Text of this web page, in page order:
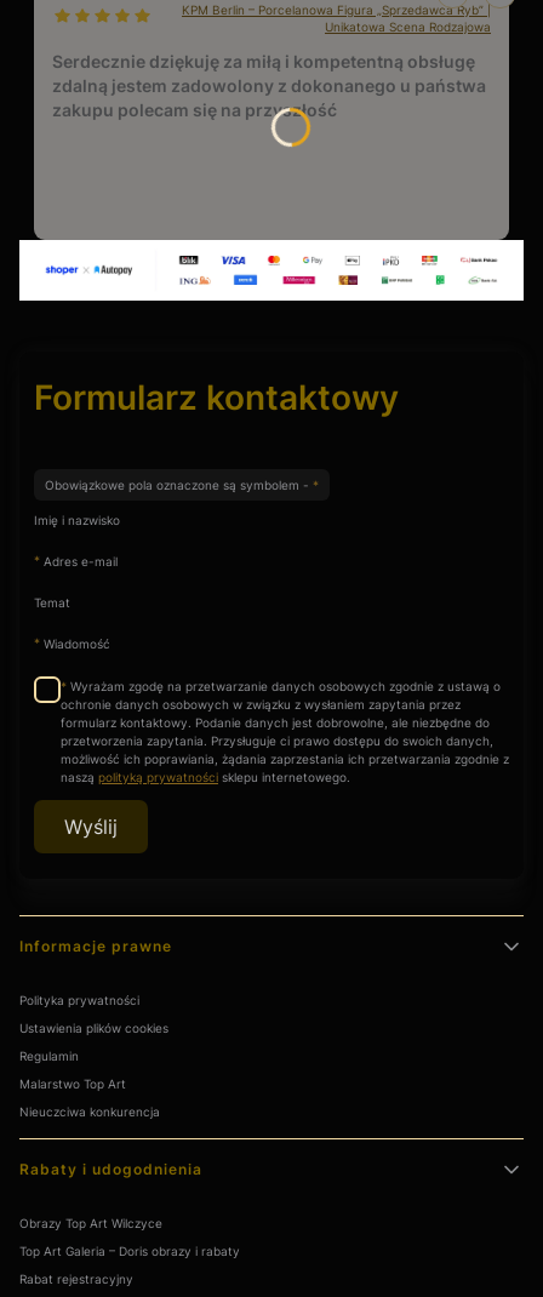
dał ocenę: 5
KPM Berlin – Porcelanowa Figura „Sprzedawca Ryb” |
Unikatowa Scena Rodzajowa
Serdecznie dziękuję za miłą i kompetentną obsługę
zdalną jestem zadowolony z dokonanego u państwa
zakupu polecam się na przyszłość
Formularz kontaktowy
Obowiązkowe pola oznaczone są symbolem - *
Imię i nazwisko
* Adres e-mail
Temat
* Wiadomość
* Wyrażam zgodę na przetwarzanie danych osobowych zgodnie z ustawą o
ochronie danych osobowych w związku z wysłaniem zapytania przez
formularz kontaktowy. Podanie danych jest dobrowolne, ale niezbędne do
przetworzenia zapytania. Przysługuje ci prawo dostępu do swoich danych,
możliwość ich poprawiania, żądania zaprzestania ich przetwarzania zgodnie z
naszą polityką prywatności sklepu internetowego.
Wyślij
Linki w stopce
Informacje prawne
Polityka prywatności
Ustawienia plików cookies
Regulamin
Malarstwo Top Art
Nieuczciwa konkurencja
Rabaty i udogodnienia
Obrazy Top Art Wilczyce
Top Art Galeria – Doris obrazy i rabaty
Rabat rejestracyjny